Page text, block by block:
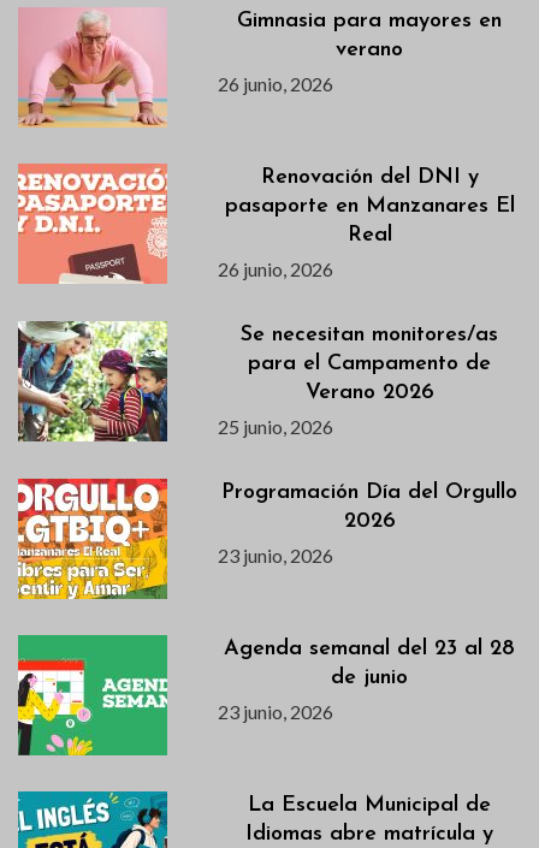
Gimnasia para mayores en
verano
26 junio, 2026
Renovación del DNI y
pasaporte en Manzanares El
Real
26 junio, 2026
Se necesitan monitores/as
para el Campamento de
Verano 2026
25 junio, 2026
Programación Día del Orgullo
2026
23 junio, 2026
Agenda semanal del 23 al 28
de junio
23 junio, 2026
La Escuela Municipal de
Idiomas abre matrícula y